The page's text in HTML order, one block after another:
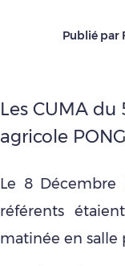
Publié par
Les CUMA
agricole
Le 8 Décembre
référents
matinée en salle